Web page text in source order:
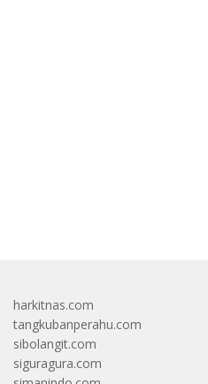
harkitnas.com
tangkubanperahu.com
sibolangit.com
siguragura.com